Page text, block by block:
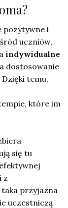
pozytywne i
uczniów,
indywidualne
dostosowanie
temu,
które im
się tu
z
taka przyjazna
uczestniczą